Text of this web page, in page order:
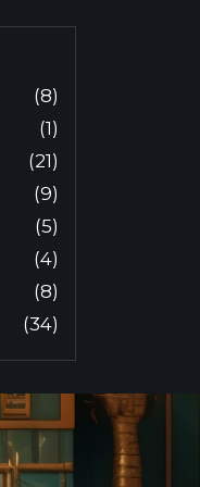
(8)
(1)
(21)
(9)
(5)
(4)
(8)
(34)